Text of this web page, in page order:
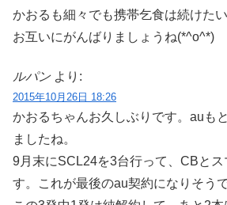
かおるも細々でも携帯乞食は続けた
お互いにがんばりましょうね(*^o^*)
ルパン より:
2015年10月26日 18:26
かおるちゃんお久しぶりです。auも
ましたね。
9月末にSCL24を3台行って、CBと
す。これが最後のau契約になりそうで